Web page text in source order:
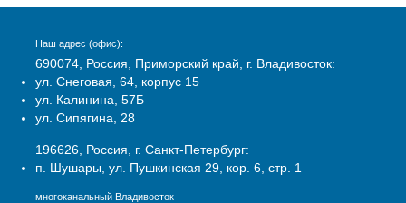
Наш адрес (офис):
690074, Россия, Приморский край, г. Владивосток:
ул. Снеговая, 64, корпус 15
ул. Калинина, 57Б
ул. Сипягина, 28
196626, Россия, г. Санкт-Петербург:
п. Шушары, ул. Пушкинская 29, кор. 6, стр. 1
многоканальный Владивосток